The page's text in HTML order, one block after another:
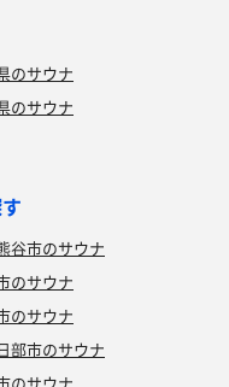
のサウナ
のサウナ
谷市のサウナ
のサウナ
のサウナ
部市のサウナ